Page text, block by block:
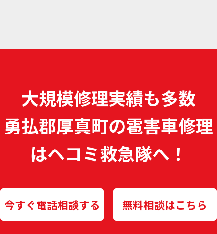
大規模修理実績も多数
勇払郡厚真町の雹害車修理
はヘコミ救急隊へ！
今すぐ電話相談する 無料相談はこちら